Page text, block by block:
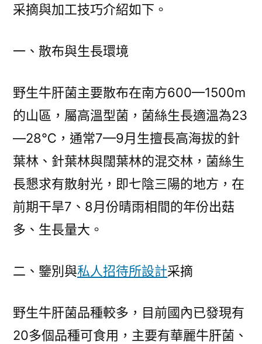
設
計
國
家
發
門
戶〉
采摘與加工技巧介紹如下。
一、散布與生長環境
野生牛肝菌主要散布在南方600—1500m
的山區，屬高溫型菌，菌絲生長適溫為23
—28℃，通常7—9月生擅長高海拔的針
葉林、針葉林與闊葉林的混交林，菌絲生
長懇求有散射光，即七陰三陽的地方，在
前期干旱7、8月份晴雨相間的年份出菇
多、生長量大。
二、鑒別與私人招待所設計采摘
野生牛肝菌品種較多，目前國內已發現有
20多個品種可食用，主要有華麗牛肝菌、